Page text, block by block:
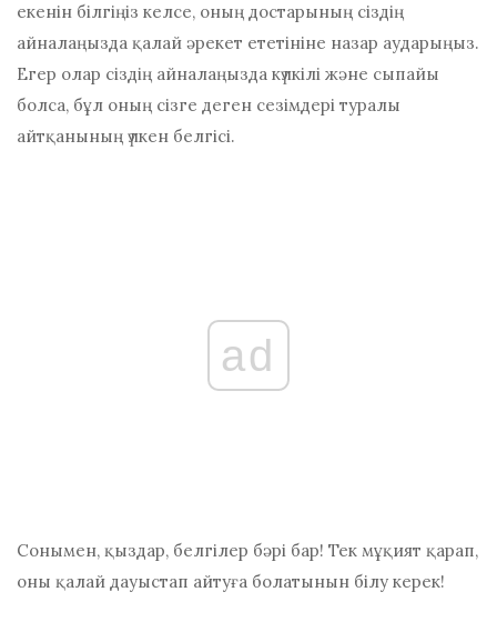
екенін білгіңіз келсе, оның достарының сіздің
айналаңызда қалай әрекет ететініне назар аударыңыз.
Егер олар сіздің айналаңызда күлкілі және сыпайы
болса, бұл оның сізге деген сезімдері туралы
айтқанының үлкен белгісі.
ad
Сонымен, қыздар, белгілер бәрі бар! Тек мұқият қарап,
оны қалай дауыстап айтуға болатынын білу керек!